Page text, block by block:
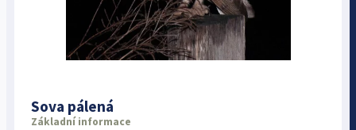
Sova pálená
Základní informace